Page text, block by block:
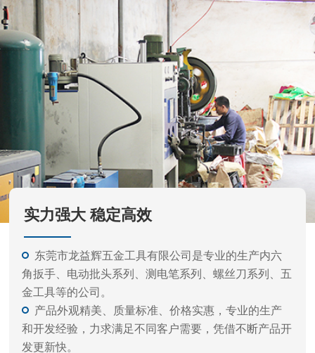
测电笔 测电笔
龙益辉的优势
品牌实力强 匠心品质好 售后服务佳